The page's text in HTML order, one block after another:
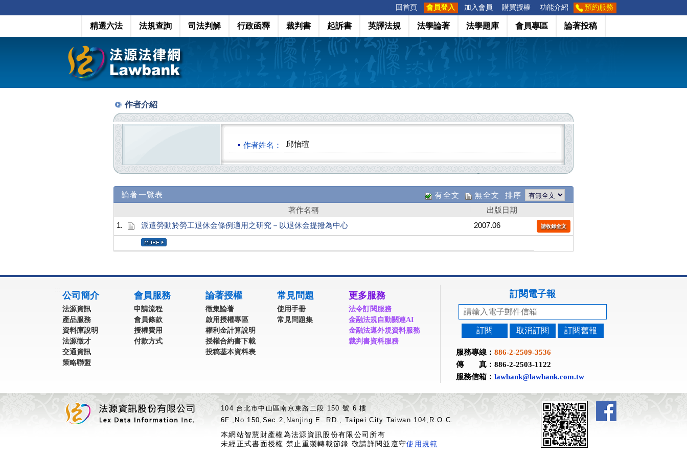
回首頁 會員登入 加入會員 購買授權 功能介紹 預約服務
精選六法 法規查詢 司法判解 行政函釋 裁判書 起訴書 英譯法規 法學論著 法學題庫 會員專區 論著投稿
作者介紹
作者姓名： 邱怡瑄
論著一覽表 有全文 無全文 排序
著作名稱
出版日期
1.
派遣勞動於勞工退休金條例適用之研究－以退休金提撥為中心 2007.06 請收錄全文
公司簡介
法源資訊
產品服務
資料庫說明
法源徵才
交通資訊
策略聯盟
會員服務
申請流程
會員條款
授權費用
付款方式
論著授權
徵集論著
啟用授權專區
權利金計算說明
授權合約書下載
投稿基本資料表
常見問題
使用手冊
常見問題集
更多服務
法令訂閱服務
金融法規自動關連AI
金融法遵外規資料服務
裁判書資料服務
訂閱電子報
訂閱 取消訂閱 訂閱舊報
服務專線： 886-2-2509-3536
傳 真：886-2-2503-1122
服務信箱： lawbank@lawbank.com.tw
104 台北市中山區南京東路二段 150 號 6 樓
6F.,No.150,Sec.2,Nanjing E. RD., Taipei City Taiwan 104,R.O.C.
本網站智慧財產權為法源資訊股份有限公司所有
未經正式書面授權 禁止重製轉載節錄 敬請詳閱並遵守使用規範